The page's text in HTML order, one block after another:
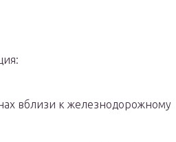
вблизи к железнодорожному